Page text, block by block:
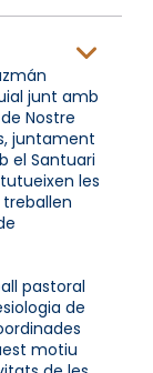
junt amb
Nostre
juntament
el Santuari
les
pastoral
de
motiu